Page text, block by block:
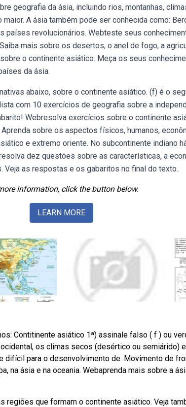
geografia da ásia, incluindo rios, montanhas,
A ásia também pode ser conhecida como:
países revolucionários. Webteste seus
mais sobre os desertos, o anel de fogo, a
o continente asiático. Meça os seus
da ásia.
abaixo, sobre o continente asiático. (f) é o
com 10 exercícios de geografia sobre a
Webresolva exercícios sobre o continente
sobre os aspectos físicos, humanos,
e extremo oriente. No subcontinente indiano
dez questões sobre as características, a
as respostas e os gabaritos no final do texto.
information, click the button below.
LEARN MORE
Contitinente asiático 1ª) assinale falso ( f ) ou
os climas secos (desértico ou semiárido)
difícil para o desenvolvimento de. Movimento de
na ásia e na oceania. Webaprenda mais sobre a
que formam o continente asiático. Veja